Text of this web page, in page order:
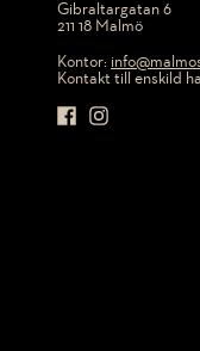
Gibraltargatan 6
211 18 Malmö
Kontor:
Kontakt till enskild